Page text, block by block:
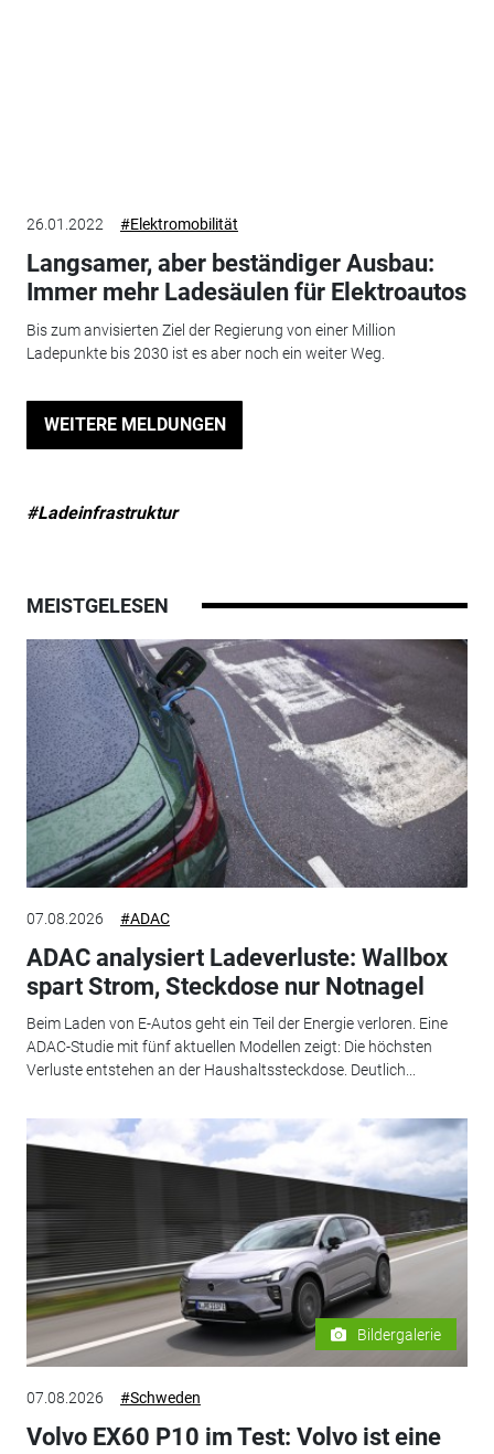
26.01.2022 #Elektromobilität
Langsamer, aber beständiger Ausbau:
Immer mehr Ladesäulen für Elektroautos
Bis zum anvisierten Ziel der Regierung von einer Million
Ladepunkte bis 2030 ist es aber noch ein weiter Weg.
WEITERE MELDUNGEN
#Ladeinfrastruktur
MEISTGELESEN
07.08.2026 #ADAC
ADAC analysiert Ladeverluste: Wallbox
spart Strom, Steckdose nur Notnagel
Beim Laden von E-Autos geht ein Teil der Energie verloren. Eine
ADAC-Studie mit fünf aktuellen Modellen zeigt: Die höchsten
Verluste entstehen an der Haushaltssteckdose. Deutlich...
Bildergalerie
07.08.2026 #Schweden
Volvo EX60 P10 im Test: Volvo ist eine